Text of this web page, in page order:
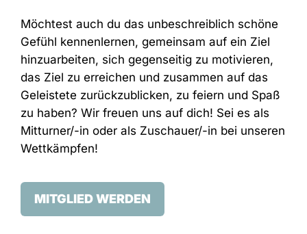
Möchtest auch du das unbeschreiblich schöne
Gefühl kennenlernen, gemeinsam auf ein Ziel
hinzuarbeiten, sich gegenseitig zu motivieren,
das Ziel zu erreichen und zusammen auf das
Geleistete zurückzublicken, zu feiern und Spaß
zu haben? Wir freuen uns auf dich! Sei es als
Mitturner/-in oder als Zuschauer/-in bei unseren
Wettkämpfen!
MITGLIED WERDEN